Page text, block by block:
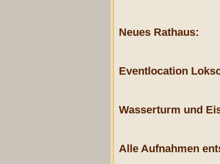
Neues Rathaus:
Eventlocation
Wasserturm und
Alle Aufnahmen